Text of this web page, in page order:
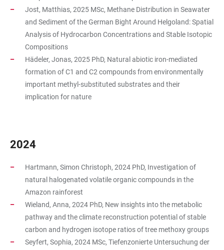
Jost, Matthias, 2025 MSc, Methane Distribution in Seawater
and Sediment of the German Bight Around Helgoland: Spatial
Analysis of Hydrocarbon Concentrations and Stable Isotopic
Compositions
Hädeler, Jonas, 2025 PhD, Natural abiotic iron-mediated
formation of C1 and C2 compounds from environmentally
important methyl-substituted substrates and their
implication for nature
2024
Hartmann, Simon Christoph, 2024 PhD, Investigation of
natural halogenated volatile organic compounds in the
Amazon rainforest
Wieland, Anna, 2024 PhD, New insights into the metabolic
pathway and the climate reconstruction potential of stable
carbon and hydrogen isotope ratios of tree methoxy groups
Seyfert, Sophia, 2024 MSc, Tiefenzonierte Untersuchung der